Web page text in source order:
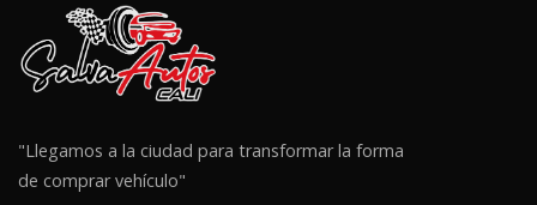
"Llegamos a la ciudad para transformar la forma
de comprar vehículo"